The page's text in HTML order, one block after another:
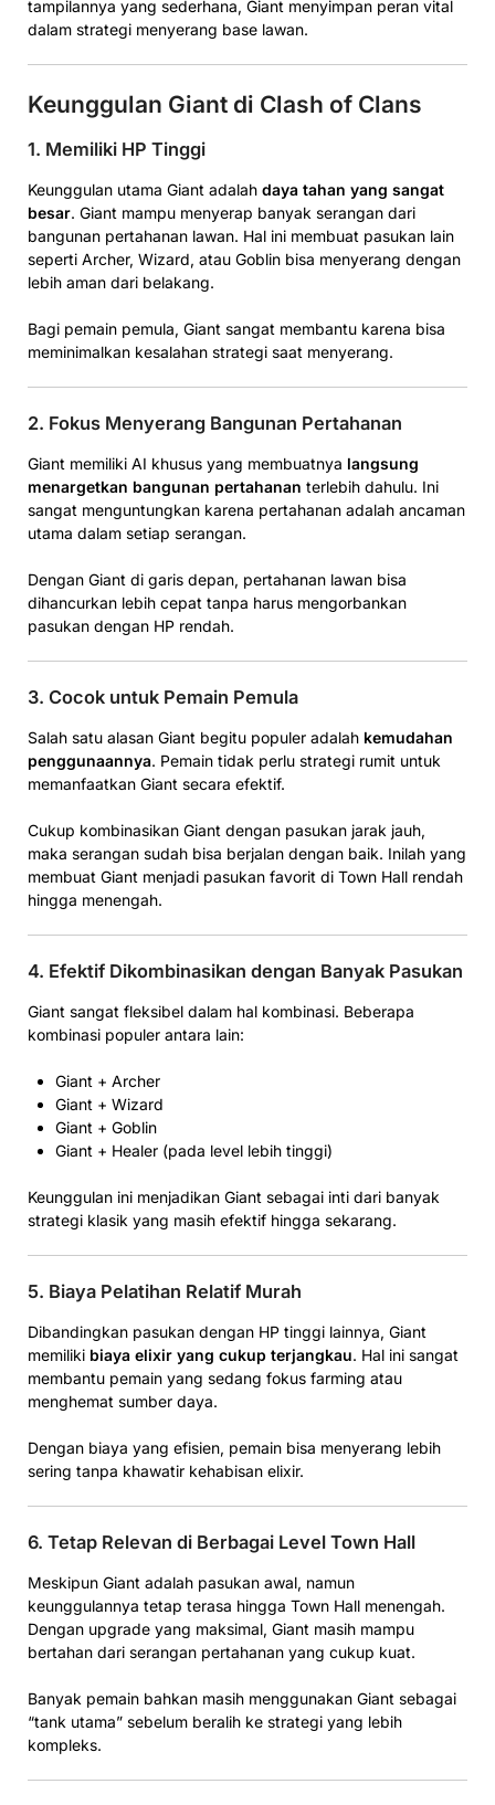
tampilannya yang sederhana, Giant menyimpan peran vital
dalam strategi menyerang base lawan.
Keunggulan Giant di Clash of Clans
1. Memiliki HP Tinggi
Keunggulan utama Giant adalah daya tahan yang sangat
besar. Giant mampu menyerap banyak serangan dari
bangunan pertahanan lawan. Hal ini membuat pasukan lain
seperti Archer, Wizard, atau Goblin bisa menyerang dengan
lebih aman dari belakang.
Bagi pemain pemula, Giant sangat membantu karena bisa
meminimalkan kesalahan strategi saat menyerang.
2. Fokus Menyerang Bangunan Pertahanan
Giant memiliki AI khusus yang membuatnya langsung
menargetkan bangunan pertahanan terlebih dahulu. Ini
sangat menguntungkan karena pertahanan adalah ancaman
utama dalam setiap serangan.
Dengan Giant di garis depan, pertahanan lawan bisa
dihancurkan lebih cepat tanpa harus mengorbankan
pasukan dengan HP rendah.
3. Cocok untuk Pemain Pemula
Salah satu alasan Giant begitu populer adalah kemudahan
penggunaannya. Pemain tidak perlu strategi rumit untuk
memanfaatkan Giant secara efektif.
Cukup kombinasikan Giant dengan pasukan jarak jauh,
maka serangan sudah bisa berjalan dengan baik. Inilah yang
membuat Giant menjadi pasukan favorit di Town Hall rendah
hingga menengah.
4. Efektif Dikombinasikan dengan Banyak Pasukan
Giant sangat fleksibel dalam hal kombinasi. Beberapa
kombinasi populer antara lain:
Giant + Archer
Giant + Wizard
Giant + Goblin
Giant + Healer (pada level lebih tinggi)
Keunggulan ini menjadikan Giant sebagai inti dari banyak
strategi klasik yang masih efektif hingga sekarang.
5. Biaya Pelatihan Relatif Murah
Dibandingkan pasukan dengan HP tinggi lainnya, Giant
memiliki biaya elixir yang cukup terjangkau. Hal ini sangat
membantu pemain yang sedang fokus farming atau
menghemat sumber daya.
Dengan biaya yang efisien, pemain bisa menyerang lebih
sering tanpa khawatir kehabisan elixir.
6. Tetap Relevan di Berbagai Level Town Hall
Meskipun Giant adalah pasukan awal, namun
keunggulannya tetap terasa hingga Town Hall menengah.
Dengan upgrade yang maksimal, Giant masih mampu
bertahan dari serangan pertahanan yang cukup kuat.
Banyak pemain bahkan masih menggunakan Giant sebagai
“tank utama” sebelum beralih ke strategi yang lebih
kompleks.